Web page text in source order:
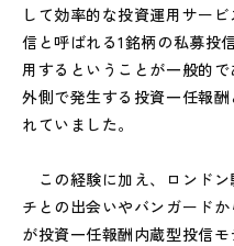
して効率的な投資運用サー
信と呼ばれる1銘柄の私募投
用するということが一般的
外側で発生する投資一任報
れていました。
この経験に加え、ロンド
チとの出会いやバンガード
が投資一任報酬内蔵型投信